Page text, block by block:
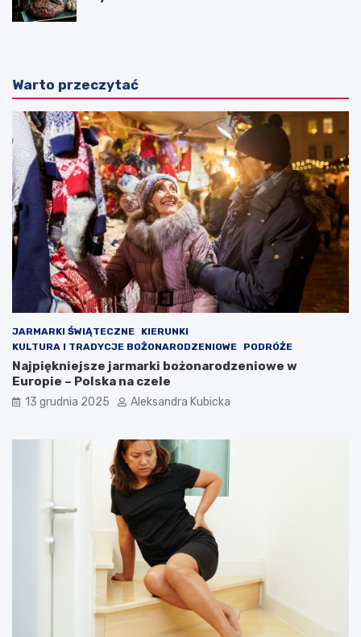
Warto przeczytać
JARMARKI ŚWIĄTECZNE
KIERUNKI
KULTURA I TRADYCJE BOŻONARODZENIOWE
PODRÓŻE
Najpiękniejsze jarmarki bożonarodzeniowe w
Europie – Polska na czele
13 grudnia 2025 Aleksandra Kubicka